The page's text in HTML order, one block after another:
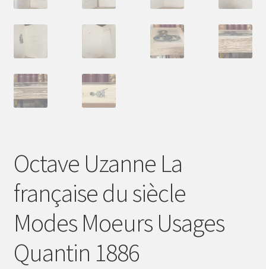
Octave Uzanne La
française du siècle
Modes Moeurs Usages
Quantin 1886